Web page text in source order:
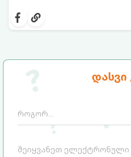
დასვი
ულუფა: 8